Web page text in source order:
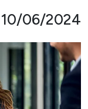
10/06/2024